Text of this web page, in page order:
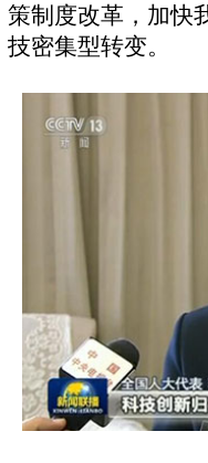
策制度改革，加快
技密集型转变。